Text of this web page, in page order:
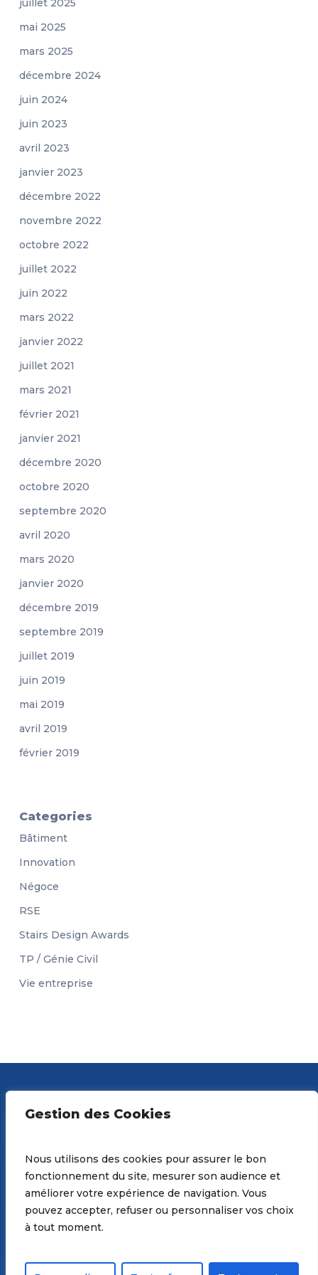
Gestion des Cookies
Nous utilisons des cookies pour assurer le bon
fonctionnement du site, mesurer son audience et
améliorer votre expérience de navigation. Vous
pouvez accepter, refuser ou personnaliser vos choix
à tout moment.
juillet 2025
mai 2025
mars 2025
décembre 2024
juin 2024
juin 2023
avril 2023
janvier 2023
décembre 2022
novembre 2022
octobre 2022
juillet 2022
juin 2022
mars 2022
janvier 2022
juillet 2021
mars 2021
février 2021
janvier 2021
décembre 2020
octobre 2020
septembre 2020
avril 2020
mars 2020
janvier 2020
décembre 2019
septembre 2019
juillet 2019
juin 2019
mai 2019
avril 2019
février 2019
Categories
Bâtiment
Innovation
Négoce
RSE
Stairs Design Awards
TP / Génie Civil
Vie entreprise
MEMBRE DE :